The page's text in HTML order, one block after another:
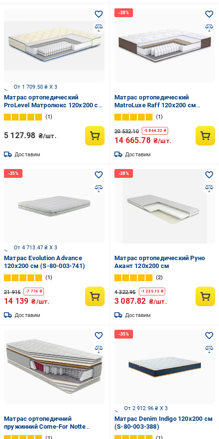
От 1 709.50 ₴ X 3
Матрас ортопедический
ProLevel Матролюкс 120х200 см
(15807-11)
1
5 127.98 ₴/шт.
Доставим
Матрас ортопедический
MatroLuxe Raff 120x200 см
(18215)
1
20 532.10 -5 866.32 ₴
14 665.78 ₴/шт.
Доставим
От 4 713.47 ₴ X 3
Матрас Evolution Advance
120x200 см (S-80-003-741)
1
21 915 -7 776 ₴
14 139 ₴/шт.
Доставим
Матрас ортопедический Руно
Акант 120x200 см
2
4 322.95 -1 235.13 ₴
3 087.82 ₴/шт.
Доставим
Матрас ортопедичний
пружинний Come-For Notte
Магнум Кокос 120х200 см
От 2 912.96 ₴ X 3
Матрас Denim Indigo 120x200 см
(S-80-003-388)